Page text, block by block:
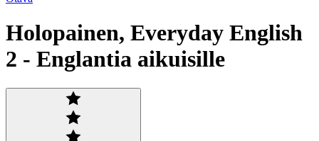
Holopainen, Everyday English
2 - Englantia aikuisille